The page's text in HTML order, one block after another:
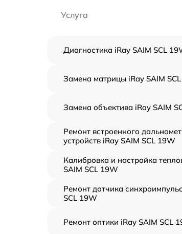
Услуга
Диагностика iRay SAIM SCL
Замена матрицы iRay SAIM
Замена объектива iRay SAIM
Ремонт встроенного
устройств iRay SAIM SCL 19W
Калибровка и настройка
SAIM SCL 19W
Ремонт датчика
SCL 19W
Ремонт оптики iRay SAIM SCL